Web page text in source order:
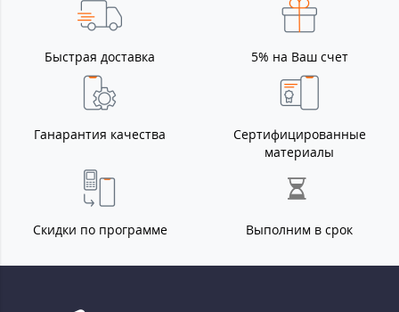
Быстрая доставка 5% на Ваш счет
Ганарантия качества
Сертифицированные
материалы
Скидки по программе Выполним в срок